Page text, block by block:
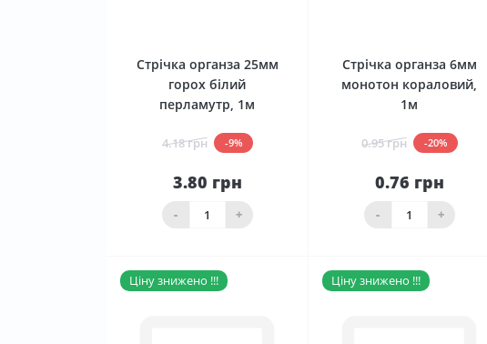
Стрічка органза 25мм
горох білий
перламутр, 1м
4.18 грн -9%
3.80 грн
- +
кошика
Стрічка органза 6мм
монотон кораловий,
1м
0.95 грн -20%
0.76 грн
- +
кошика
Ціну знижено !!! Ціну знижено !!!